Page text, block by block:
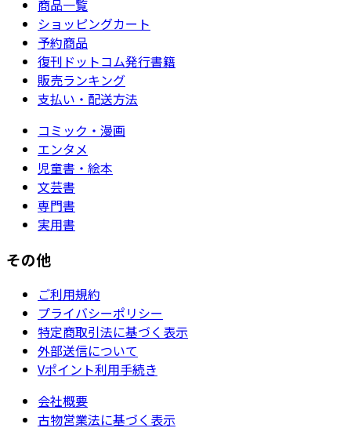
商品一覧
ショッピングカート
予約商品
復刊ドットコム発行書籍
販売ランキング
支払い・配送方法
コミック・漫画
エンタメ
児童書・絵本
文芸書
専門書
実用書
その他
ご利用規約
プライバシーポリシー
特定商取引法に基づく表示
外部送信について
Vポイント利用手続き
会社概要
古物営業法に基づく表示